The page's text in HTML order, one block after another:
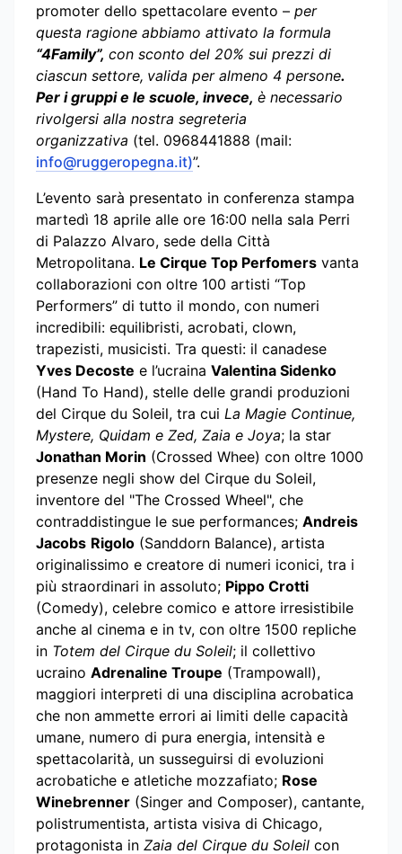
promoter dello spettacolare evento – per
questa ragione abbiamo attivato la formula
“4Family”, con sconto del 20% sui prezzi di
ciascun settore, valida per almeno 4 persone.
Per i gruppi e le scuole, invece, è necessario
rivolgersi alla nostra segreteria
organizzativa (tel. 0968441888 (mail:
info@ruggeropegna.it)”.
L’evento sarà presentato in conferenza stampa
martedì 18 aprile alle ore 16:00 nella sala Perri
di Palazzo Alvaro, sede della Città
Metropolitana. Le Cirque Top Perfomers vanta
collaborazioni con oltre 100 artisti “Top
Performers” di tutto il mondo, con numeri
incredibili: equilibristi, acrobati, clown,
trapezisti, musicisti. Tra questi: il canadese
Yves Decoste e l’ucraina Valentina Sidenko
(Hand To Hand), stelle delle grandi produzioni
del Cirque du Soleil, tra cui La Magie Continue,
Mystere, Quidam e Zed, Zaia e Joya; la star
Jonathan Morin (Crossed Whee) con oltre 1000
presenze negli show del Cirque du Soleil,
inventore del "The Crossed Wheel", che
contraddistingue le sue performances; Andreis
Jacobs Rigolo (Sanddorn Balance), artista
originalissimo e creatore di numeri iconici, tra i
più straordinari in assoluto; Pippo Crotti
(Comedy), celebre comico e attore irresistibile
anche al cinema e in tv, con oltre 1500 repliche
in Totem del Cirque du Soleil; il collettivo
ucraino Adrenaline Troupe (Trampowall),
maggiori interpreti di una disciplina acrobatica
che non ammette errori ai limiti delle capacità
umane, numero di pura energia, intensità e
spettacolarità, un susseguirsi di evoluzioni
acrobatiche e atletiche mozzafiato; Rose
Winebrenner (Singer and Composer), cantante,
polistrumentista, artista visiva di Chicago,
protagonista in Zaia del Cirque du Soleil con